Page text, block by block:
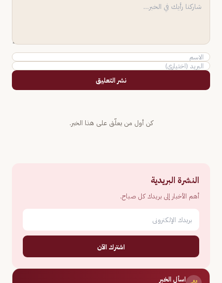
نشر التعليق
كن أول من يعلّق على هذا الخبر.
النشرة البريدية
أهم الأخبار إلى بريدك كل صباح.
اشترك الآن
اسأل الخبر